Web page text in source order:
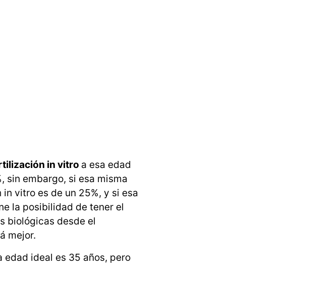
in vitro a esa edad
sin embargo, si esa misma
vitro es de un 25%, y si esa
la posibilidad de tener el
biológicas desde el
mejor.
edad ideal es 35 años, pero